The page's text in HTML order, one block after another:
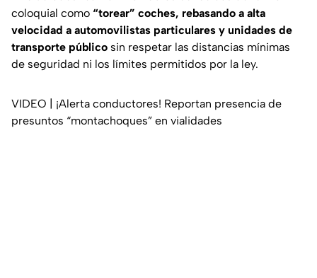
coloquial como “torear” coches, rebasando a alta
velocidad a automovilistas particulares y unidades de
transporte público sin respetar las distancias mínimas
de seguridad ni los límites permitidos por la ley.
VIDEO | ¡Alerta conductores! Reportan presencia de
presuntos “montachoques” en vialidades